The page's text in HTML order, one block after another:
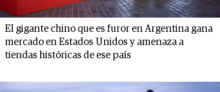
El gigante chino que es furor en Argentina gana
mercado en Estados Unidos y amenaza a
tiendas históricas de ese país